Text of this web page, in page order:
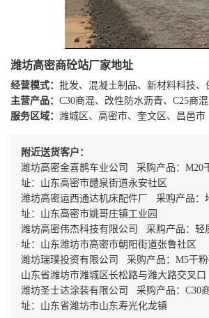
潍坊高密商砼站厂家地址
经营模式： 批发、混凝土制品、新材料科技、
主营产品： C30商混、改性防水沥青、C25商
服务区域： 潍城区、高密市、奎文区、昌邑市
附近送货客户：
潍坊高密金喜鹊车业公司 采购产品：M20
址：山东高密市醴泉街道永安社区
潍坊高密运西通达机床配件厂 采购产品
址：山东高密市姚哥庄镇工业园
潍坊高密伟杰科技有限公司 采购产品：
址：山东潍坊市高密市朝阳街道张鲁社区
潍坊瑞璞投资有限公司 采购产品：M5干
山东省潍坊市潍城区长松路与潍大路交叉口
潍坊圣士达涂装有限公司 采购产品：C30
址：山东省潍坊市山东寿光化龙镇